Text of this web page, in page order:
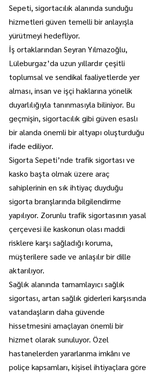
Sepeti, sigortacılık alanında sunduğu
hizmetleri güven temelli bir anlayışla
yürütmeyi hedefliyor.
İş ortaklarından Seyran Yılmazoğlu,
Lüleburgaz’da uzun yıllardır çeşitli
toplumsal ve sendikal faaliyetlerde yer
alması, insan ve işçi haklarına yönelik
duyarlılığıyla tanınmasıyla biliniyor. Bu
geçmişin, sigortacılık gibi güven esaslı
bir alanda önemli bir altyapı oluşturduğu
ifade ediliyor.
Sigorta Sepeti’nde trafik sigortası ve
kasko başta olmak üzere araç
sahiplerinin en sık ihtiyaç duyduğu
sigorta branşlarında bilgilendirme
yapılıyor. Zorunlu trafik sigortasının yasal
çerçevesi ile kaskonun olası maddi
risklere karşı sağladığı koruma,
müşterilere sade ve anlaşılır bir dille
aktarılıyor.
Sağlık alanında tamamlayıcı sağlık
sigortası, artan sağlık giderleri karşısında
vatandaşların daha güvende
hissetmesini amaçlayan önemli bir
hizmet olarak sunuluyor. Özel
hastanelerden yararlanma imkânı ve
poliçe kapsamları, kişisel ihtiyaçlara göre